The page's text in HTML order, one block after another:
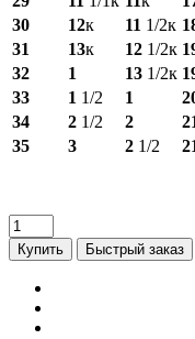
30
12к 11 1/2к
31
13к 12 1/2к
32
1 13 1/2к
33
1 1/2 1
34
2 1/2 2
35
3 2 1/2
Купить Быстрый заказ